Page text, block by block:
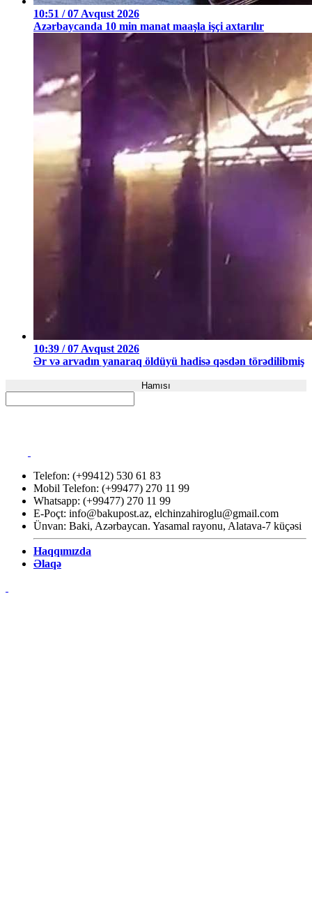
10:51 / 07 Avqust 2026
Azərbaycanda 10 min manat maaşla işçi axtarılır
10:39 / 07 Avqust 2026
Ər və arvadın yanaraq öldüyü hadisə qəsdən törədilibmiş
Hamısı
Telefon: (+99412) 530 61 83
Mobil Telefon: (+99477) 270 11 99
Whatsapp: (+99477) 270 11 99
E-Poçt: info@bakupost.az, elchinzahiroglu@gmail.com
Ünvan: Baki, Azərbaycan. Yasamal rayonu, Alatava-7 küçəsi
Haqqımızda
Əlaqə